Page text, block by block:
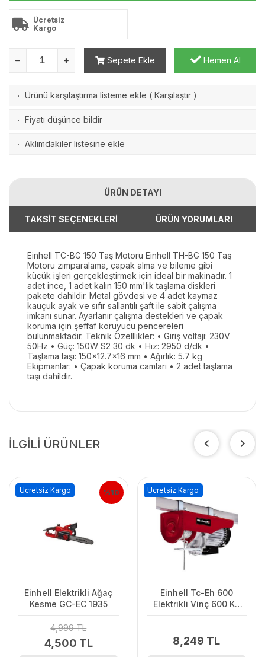
Ücretsiz
Kargo
Sepete Ekle Hemen Al
· Ürünü karşılaştırma listeme ekle ( Karşılaştır )
· Fiyatı düşünce bildir
· Aklımdakiler listesine ekle
ÜRÜN DETAYI
TAKSİT SEÇENEKLERİ ÜRÜN YORUMLARI
Einhell TC-BG 150 Taş Motoru Einhell TH-BG 150 Taş
Motoru zımparalama, çapak alma ve bileme gibi
küçük işleri gerçekleştirmek için ideal bir makinadır. 1
adet ince, 1 adet kalın 150 mm'lik taşlama diskleri
pakete dahildir. Metal gövdesi ve 4 adet kaymaz
kauçuk ayak ve sıfır sallantılı şaft ile sabit çalışma
imkanı sunar. Ayarlanır çalışma destekleri ve çapak
koruma için şeffaf koruyucu pencereleri
bulunmaktadır. Teknik Özelllikler: • Giriş voltajı: 230V
50Hz • Güç: 150W S2 30 dk • Hız: 2950 d/dk •
Taşlama taşı: 150x12.7x16 mm • Ağırlık: 5.7 kg
Ekipmanlar: • Çapak koruma camları • 2 adet taşlama
taşı dahildir.
İLGİLİ ÜRÜNLER
%10
Einhell Elektrikli Ağaç
Kesme GC-EC 1935
4,999 TL
4,500 TL
Ücretsiz Kargo
Einhell Tc-Eh 600
Elektrikli Vinç 600 Kg
8,249 TL
Ücretsiz Kargo